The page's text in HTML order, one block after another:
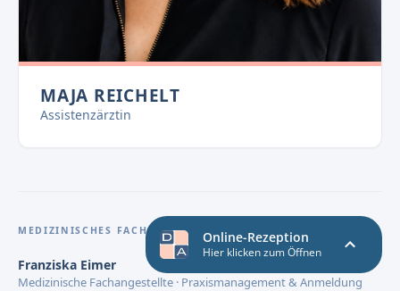
MAJA REICHELT
Assistenzärztin
MEDIZINISCHES FACHPERSONAL
Franziska Eimer
Medizinische Fachangestellte · Praxismanagement & Anmeldung